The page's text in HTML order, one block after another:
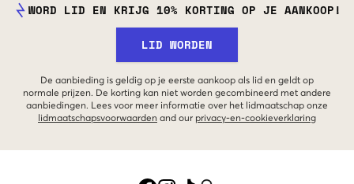
WORD LID EN KRIJG 10% KORTING OP JE AANKOOP!
LID WORDEN
De aanbieding is geldig op je eerste aankoop als lid en geldt op
normale prijzen. De korting kan niet worden gecombineerd met andere
aanbiedingen. Lees voor meer informatie over het lidmaatschap onze
lidmaatschapsvoorwaarden and our privacy-en-cookieverklaring